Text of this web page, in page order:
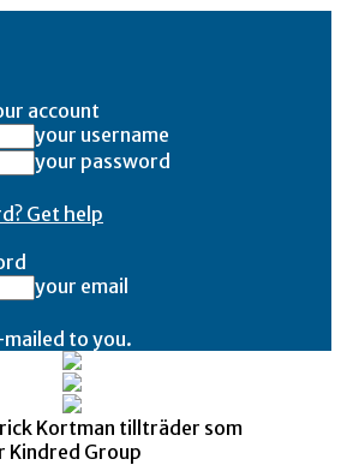
account
your username
your password
Get help
your email
to you.
Kortman tillträder som
Group